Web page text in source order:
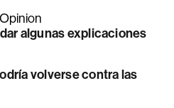
algunas explicaciones
volverse contra las